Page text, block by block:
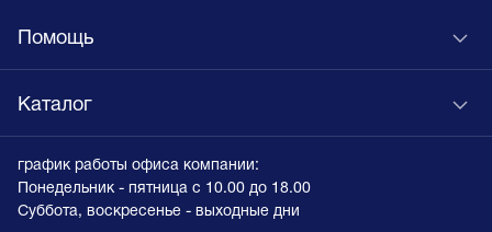
Помощь
Каталог
график работы офиса компании:
Понедельник - пятница с 10.00 до 18.00
Суббота, воскресенье - выходные дни